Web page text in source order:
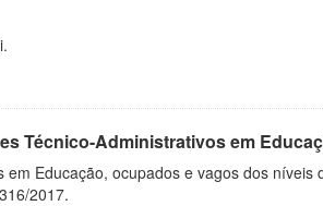
Técnico-Administrativos em
Educação, ocupados e vagos dos níveis
2017.